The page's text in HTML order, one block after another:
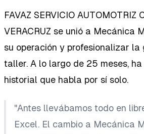
FAVAZ SERVICIO AUTOMOTRIZ
VERACRUZ se unió a Mecánica
su operación y profesionalizar la
taller. A lo largo de 25 meses,
historial que habla por sí solo.
"Antes llevábamos todo en
Excel. El cambio a Mecánica